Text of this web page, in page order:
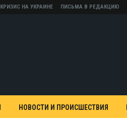
КРИЗИС НА УКРАИНЕ ПИСЬМА В РЕДАКЦИЮ
НОВОСТИ И ПРОИСШЕСТВИЯ